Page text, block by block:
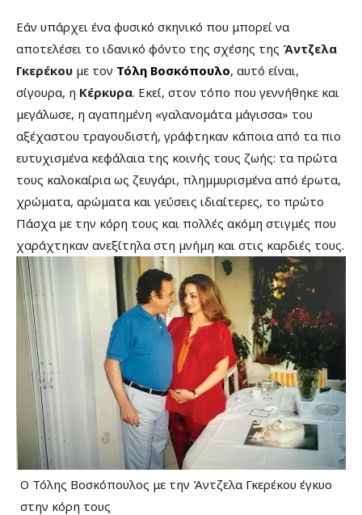
Εάν υπάρχει ένα φυσικό σκηνικό που μπορεί να
αποτελέσει το ιδανικό φόντο της σχέσης της Άντζελα
Γκερέκου με τον Τόλη Βοσκόπουλο, αυτό είναι,
σίγουρα, η Κέρκυρα. Εκεί, στον τόπο που γεννήθηκε και
μεγάλωσε, η αγαπημένη «γαλανομάτα μάγισσα» του
αξέχαστου τραγουδιστή, γράφτηκαν κάποια από τα πιο
ευτυχισμένα κεφάλαια της κοινής τους ζωής: τα πρώτα
τους καλοκαίρια ως ζευγάρι, πλημμυρισμένα από έρωτα,
χρώματα, αρώματα και γεύσεις ιδιαίτερες, το πρώτο
Πάσχα με την κόρη τους και πολλές ακόμη στιγμές που
χαράχτηκαν ανεξίτηλα στη μνήμη και στις καρδιές τους.
Ο Τόλης Βοσκόπουλος με την Άντζελα Γκερέκου έγκυο
στην κόρη τους